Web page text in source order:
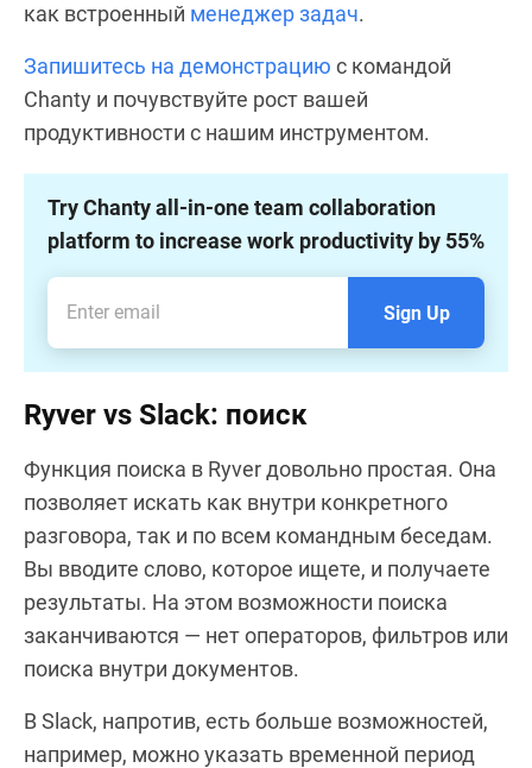
как встроенный менеджер задач.
Запишитесь на демонстрацию с командой
Chanty и почувствуйте рост вашей
продуктивности с нашим инструментом.
Try Chanty all-in-one team collaboration
platform to increase work productivity by 55%
Sign Up
Ryver vs Slack: поиск
Функция поиска в Ryver довольно простая. Она
позволяет искать как внутри конкретного
разговора, так и по всем командным беседам.
Вы вводите слово, которое ищете, и получаете
результаты. На этом возможности поиска
заканчиваются — нет операторов, фильтров или
поиска внутри документов.
В Slack, напротив, есть больше возможностей,
например, можно указать временной период